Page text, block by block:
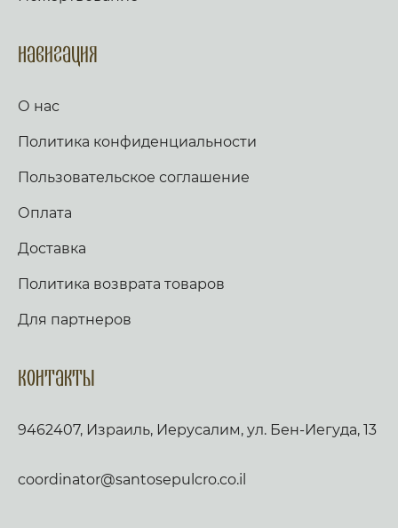
Навигация
О нас
Политика конфиденциальности
Пользовательское соглашение
Оплата
Доставка
Политика возврата товаров
Для партнеров
Контакты
9462407, Израиль, Иерусалим, ул. Бен-Иегуда, 13
coordinator@santosepulcro.co.il